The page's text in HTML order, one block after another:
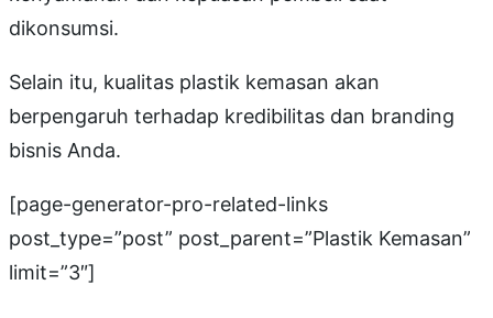
dikonsumsi.
Selain itu, kualitas plastik kemasan akan
berpengaruh terhadap kredibilitas dan branding
bisnis Anda.
[page-generator-pro-related-links
post_type=”post” post_parent=”Plastik Kemasan”
limit=”3″]